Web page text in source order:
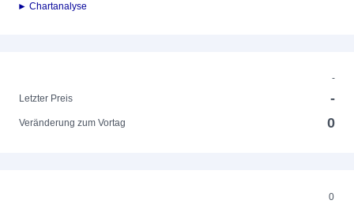
► Chartanalyse
-
Letzter Preis
-
Veränderung zum Vortag 0
0